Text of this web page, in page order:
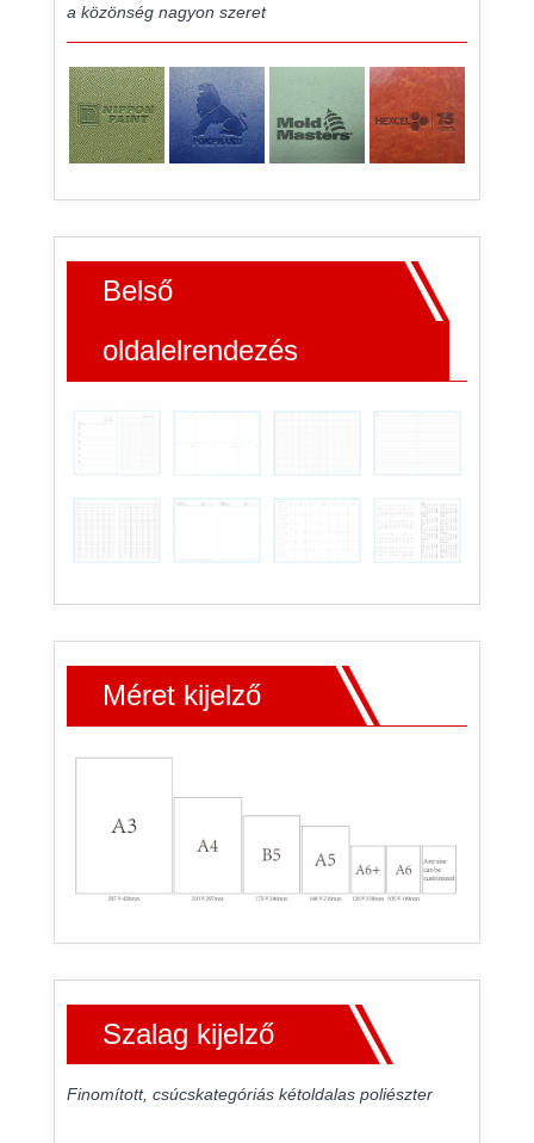
a közönség nagyon szeret
Belső
oldalelrendezés
Méret kijelző
Szalag kijelző
Finomított, csúcskategóriás kétoldalas poliészter